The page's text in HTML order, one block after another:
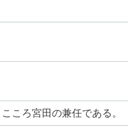
ころ宮田の兼任である。